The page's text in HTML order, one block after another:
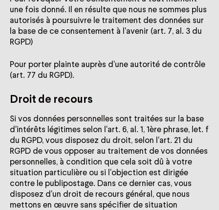
une fois donné. Il en résulte que nous ne sommes plus
autorisés à poursuivre le traitement des données sur
la base de ce consentement à l'avenir (art. 7, al. 3 du
RGPD)
Pour porter plainte auprès d'une autorité de contrôle
(art. 77 du RGPD).
Droit de recours
Si vos données personnelles sont traitées sur la base
d'intérêts légitimes selon l'art. 6, al. 1, 1ère phrase, let. f
du RGPD, vous disposez du droit, selon l'art. 21 du
RGPD de vous opposer au traitement de vos données
personnelles, à condition que cela soit dû à votre
situation particulière ou si l'objection est dirigée
contre le publipostage. Dans ce dernier cas, vous
disposez d'un droit de recours général, que nous
mettons en œuvre sans spécifier de situation